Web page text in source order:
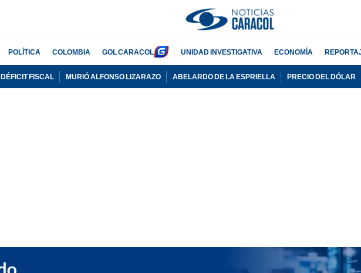
POLÍTICA COLOMBIA GOL CARACOL UNIDAD INVESTIGATIVA ECONOMÍA
DÉFICIT FISCAL MURIÓ ALFONSO LIZARAZO ABELARDO DE LA ESPRIELLA PRECIO DEL DÓLAR